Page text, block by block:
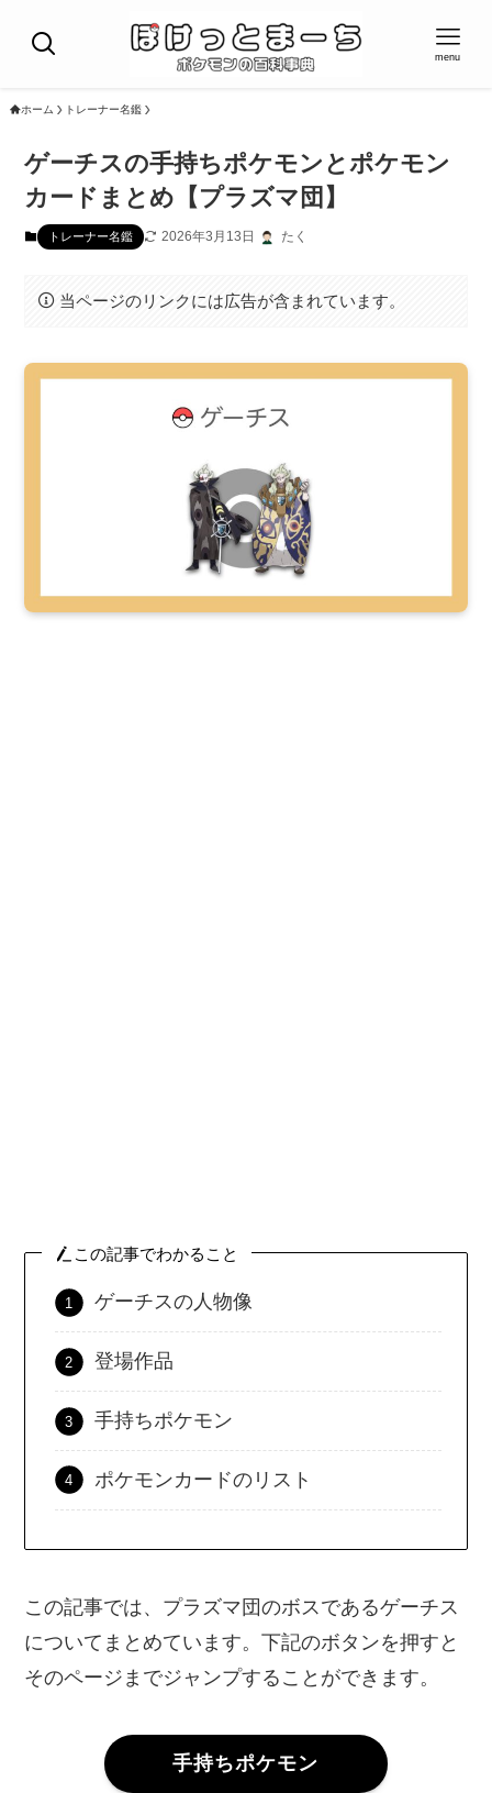
menu
ホーム トレーナー名鑑
ゲーチスの手持ちポケモンとポケモン
カードまとめ【プラズマ団】
トレーナー名鑑 2026年3月13日 たく
当ページのリンクには広告が含まれています。
この記事でわかること
ゲーチスの人物像
登場作品
手持ちポケモン
ポケモンカードのリスト
この記事では、プラズマ団のボスであるゲーチス
についてまとめています。下記のボタンを押すと
そのページまでジャンプすることができます。
手持ちポケモン